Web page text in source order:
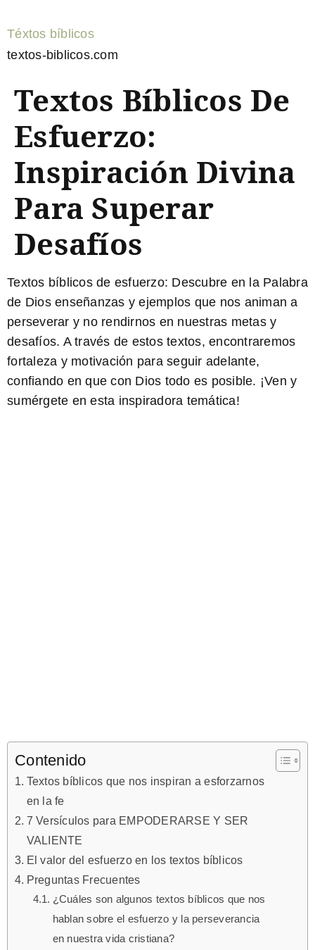
Téxtos bíblicos
textos-biblicos.com
Textos Bíblicos De
Esfuerzo:
Inspiración Divina
Para Superar
Desafíos
Textos bíblicos de esfuerzo: Descubre en la Palabra
de Dios enseñanzas y ejemplos que nos animan a
perseverar y no rendirnos en nuestras metas y
desafíos. A través de estos textos, encontraremos
fortaleza y motivación para seguir adelante,
confiando en que con Dios todo es posible. ¡Ven y
sumérgete en esta inspiradora temática!
Contenido
Textos bíblicos que nos inspiran a esforzarnos
en la fe
7 Versículos para EMPODERARSE Y SER
VALIENTE
El valor del esfuerzo en los textos bíblicos
Preguntas Frecuentes
¿Cuáles son algunos textos bíblicos que nos
hablan sobre el esfuerzo y la perseverancia
en nuestra vida cristiana?